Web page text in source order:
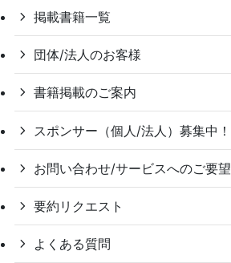
掲載書籍一覧
団体/法人のお客様
書籍掲載のご案内
スポンサー（個人/法人）募集中！
お問い合わせ/サービスへのご要望
要約リクエスト
よくある質問